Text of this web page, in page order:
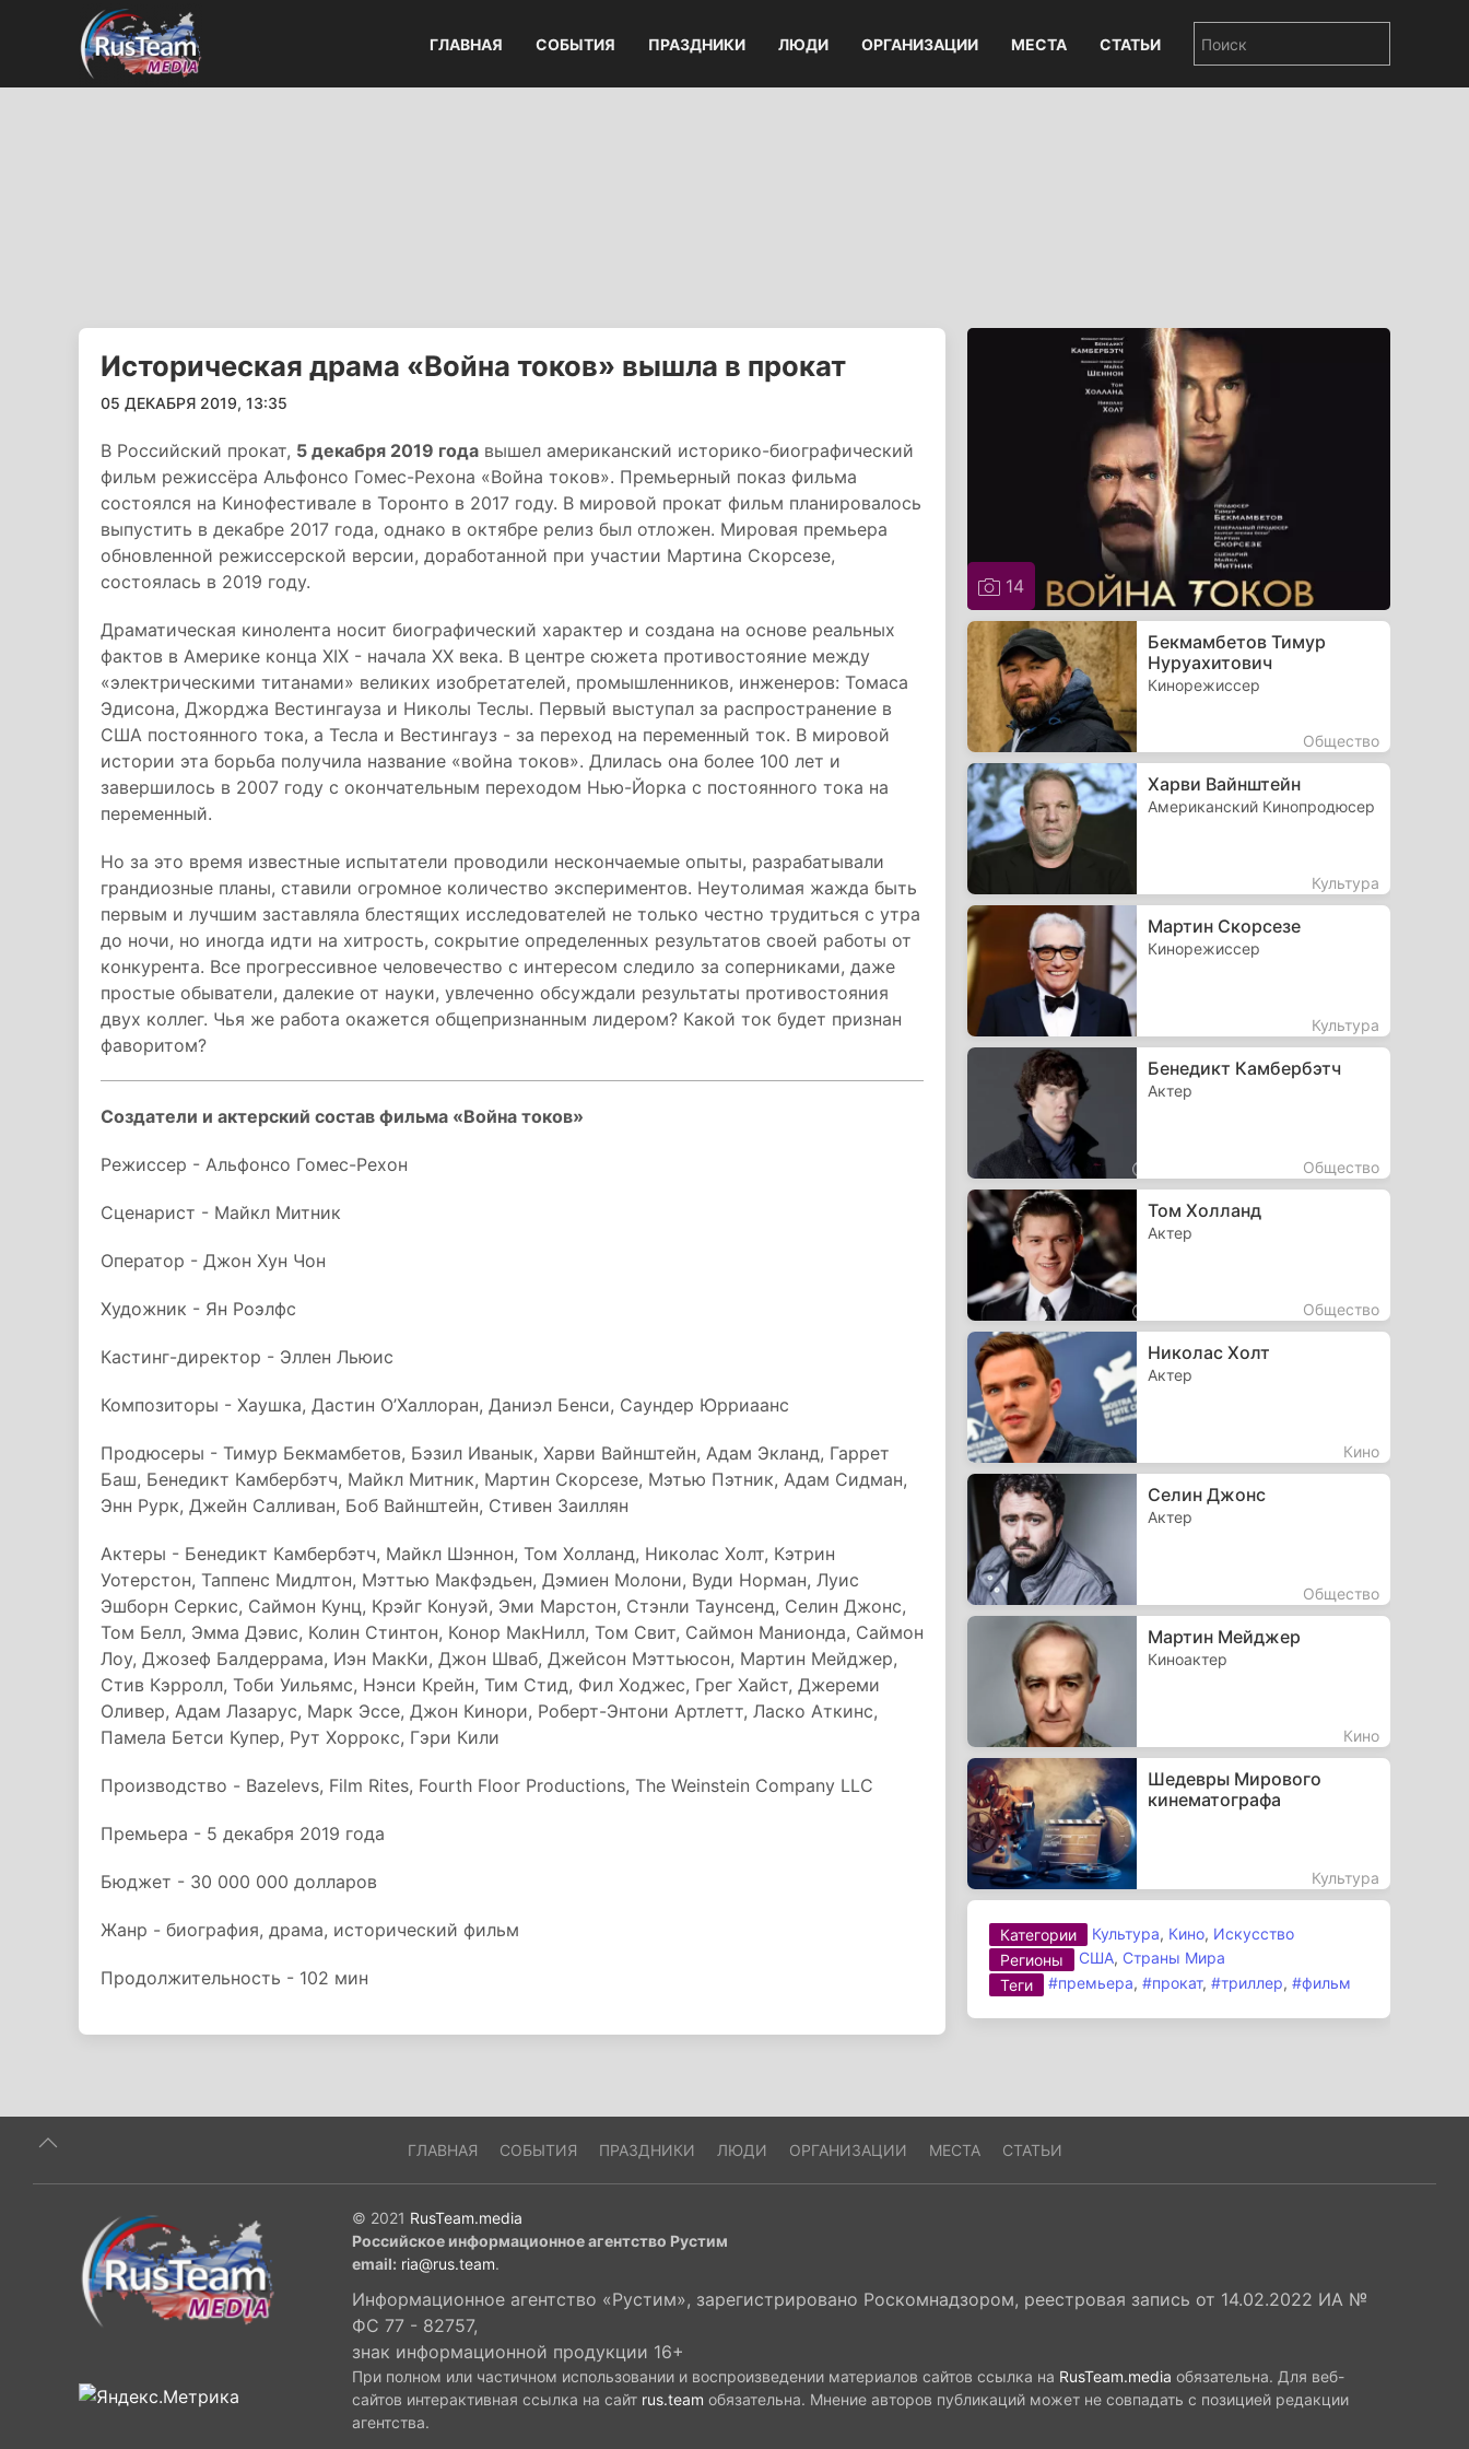
ГЛАВНАЯ СОБЫТИЯ ПРАЗДНИКИ ЛЮДИ ОРГАНИЗАЦИИ МЕСТА СТАТЬИ
Историческая драма «Война токов» вышла в прокат
05 ДЕКАБРЯ 2019, 13:35
В Российский прокат, 5 декабря 2019 года вышел американский историко-биографический
фильм режиссёра Альфонсо Гомес-Рехона «Война токов». Премьерный показ фильма
состоялся на Кинофестивале в Торонто в 2017 году. В мировой прокат фильм планировалось
выпустить в декабре 2017 года, однако в октябре релиз был отложен. Мировая премьера
обновленной режиссерской версии, доработанной при участии Мартина Скорсезе,
состоялась в 2019 году.
Драматическая кинолента носит биографический характер и создана на основе реальных
фактов в Америке конца XIX - начала XX века. В центре сюжета противостояние между
«электрическими титанами» великих изобретателей, промышленников, инженеров: Томаса
Эдисона, Джорджа Вестингауза и Николы Теслы. Первый выступал за распространение в
США постоянного тока, а Тесла и Вестингауз - за переход на переменный ток. В мировой
истории эта борьба получила название «война токов». Длилась она более 100 лет и
завершилось в 2007 году с окончательным переходом Нью-Йорка с постоянного тока на
переменный.
Но за это время известные испытатели проводили нескончаемые опыты, разрабатывали
грандиозные планы, ставили огромное количество экспериментов. Неутолимая жажда быть
первым и лучшим заставляла блестящих исследователей не только честно трудиться с утра
до ночи, но иногда идти на хитрость, сокрытие определенных результатов своей работы от
конкурента. Все прогрессивное человечество с интересом следило за соперниками, даже
простые обыватели, далекие от науки, увлеченно обсуждали результаты противостояния
двух коллег. Чья же работа окажется общепризнанным лидером? Какой ток будет признан
фаворитом?
Создатели и актерский состав фильма «Война токов»
Режиссер - Альфонсо Гомес-Рехон
Сценарист - Майкл Митник
Оператор - Джон Хун Чон
Художник - Ян Роэлфс
Кастинг-директор - Эллен Льюис
Композиторы - Хаушка, Дастин О’Халлоран, Даниэл Бенси, Саундер Юрриаанс
Продюсеры - Тимур Бекмамбетов, Бэзил Иванык, Харви Вайнштейн, Адам Экланд, Гаррет
Баш, Бенедикт Камбербэтч, Майкл Митник, Мартин Скорсезе, Мэтью Пэтник, Адам Сидман,
Энн Рурк, Джейн Салливан, Боб Вайнштейн, Стивен Заиллян
Актеры - Бенедикт Камбербэтч, Майкл Шэннон, Том Холланд, Николас Холт, Кэтрин
Уотерстон, Таппенс Мидлтон, Мэттью Макфэдьен, Дэмиен Молони, Вуди Норман, Луис
Эшборн Серкис, Саймон Кунц, Крэйг Конуэй, Эми Марстон, Стэнли Таунсенд, Селин Джонс,
Том Белл, Эмма Дэвис, Колин Стинтон, Конор МакНилл, Том Свит, Саймон Манионда, Саймон
Лоу, Джозеф Балдеррама, Иэн МакКи, Джон Шваб, Джейсон Мэттьюсон, Мартин Мейджер,
Стив Кэрролл, Тоби Уильямс, Нэнси Крейн, Тим Стид, Фил Ходжес, Грег Хайст, Джереми
Оливер, Адам Лазарус, Марк Эссе, Джон Кинори, Роберт-Энтони Артлетт, Ласко Аткинс,
Памела Бетси Купер, Рут Хоррокс, Гэри Кили
Производство - Bazelevs, Film Rites, Fourth Floor Productions, The Weinstein Company LLC
Премьера - 5 декабря 2019 года
Бюджет - 30 000 000 долларов
Жанр - биография, драма, исторический фильм
Продолжительность - 102 мин
14
Бекмамбетов Тимур
Нуруахитович
Кинорежиссер
Общество
Харви Вайнштейн
Американский Кинопродюсер
Культура
Мартин Скорсезе
Кинорежиссер
Культура
Бенедикт Камбербэтч
Актер
Общество
Том Холланд
Актер
Общество
Николас Холт
Актер
Кино
Селин Джонс
Актер
Общество
Мартин Мейджер
Киноактер
Кино
Шедевры Мирового
кинематографа
Культура
Категории Культура, Кино, Искусство
Регионы
США, Страны Мира
Теги
#премьера,#прокат,#триллер,#фильм
ГЛАВНАЯ СОБЫТИЯ ПРАЗДНИКИ ЛЮДИ ОРГАНИЗАЦИИ МЕСТА СТАТЬИ
© 2021 RusTeam.media
Российское информационное агентство Рустим
email: ria@rus.team.
Информационное агентство «Рустим», зарегистрировано Роскомнадзором, реестровая запись от 14.02.2022 ИА №
ФС 77 - 82757,
знак информационной продукции 16+
При полном или частичном использовании и воспроизведении материалов сайтов ссылка на RusTeam.media обязательна. Для веб-
сайтов интерактивная ссылка на сайт rus.team обязательна. Мнение авторов публикаций может не совпадать с позицией редакции
агентства.